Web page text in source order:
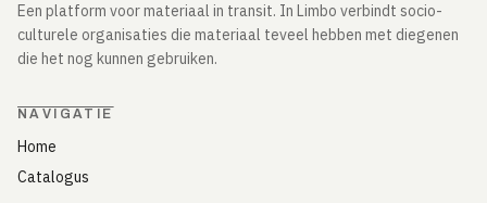
Een platform voor materiaal in transit. In Limbo verbindt socio-
culturele organisaties die materiaal teveel hebben met diegenen
die het nog kunnen gebruiken.
NAVIGATIE
Home
Catalogus